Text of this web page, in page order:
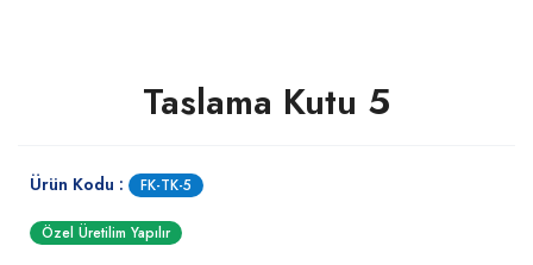
Taslama Kutu 5
Ürün Kodu : FK-TK-5
Özel Üretilim Yapılır